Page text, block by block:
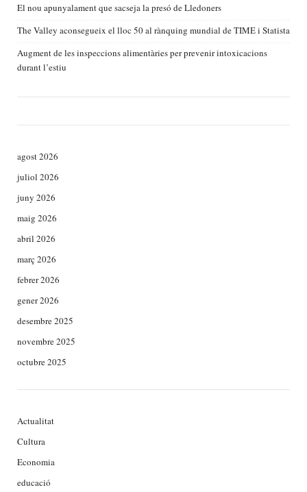
El nou apunyalament que sacseja la presó de Lledoners
The Valley aconsegueix el lloc 50 al rànquing mundial de TIME i Statista
Augment de les inspeccions alimentàries per prevenir intoxicacions
durant l’estiu
agost 2026
juliol 2026
juny 2026
maig 2026
abril 2026
març 2026
febrer 2026
gener 2026
desembre 2025
novembre 2025
octubre 2025
Actualitat
Cultura
Economia
educació